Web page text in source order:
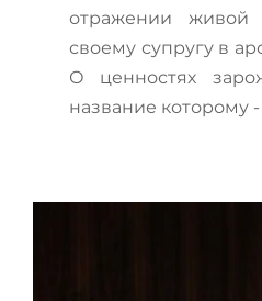
отражении
своему супругу в
О ценностях
название которому